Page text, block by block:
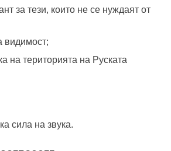
за тези, които не се нуждаят от
видимост;
на територията на Руската